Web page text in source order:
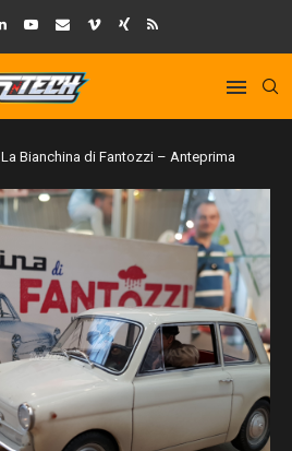
La Bianchina di Fantozzi – Anteprima